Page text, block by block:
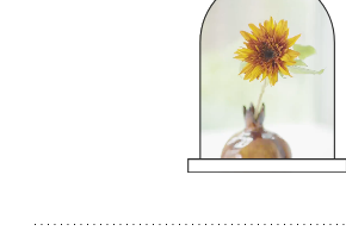
ノーラのフィンランド旅気分
吉田羊さんの着物と12のアソビゴコロ
長谷川あかりさんの今週もお疲れ様つまみ